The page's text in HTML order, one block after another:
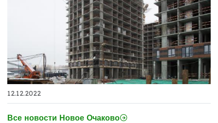
12.12.2022
Все новости Новое Очаково